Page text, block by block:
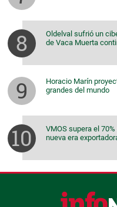
Oldelval sufrió un
de Vaca Muerta
Horacio Marín
grandes del mundo
VMOS supera el
nueva era